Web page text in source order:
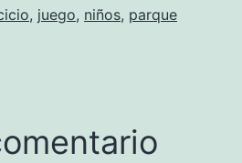
, juego, niños, parque